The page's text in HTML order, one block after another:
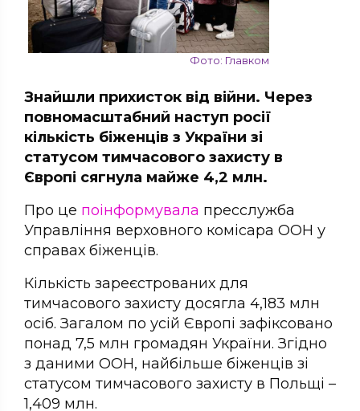
Фото: Главком
Знайшли прихисток від війни. Через
повномасштабний наступ росії
кількість біженців з України зі
статусом тимчасового захисту в
Європі сягнула майже 4,2 млн.
Про це поінформувала пресслужба
Управління верховного комісара ООН у
справах біженців.
Кількість зареєстрованих для
тимчасового захисту досягла 4,183 млн
осіб. Загалом по усій Європі зафіксовано
понад 7,5 млн громадян України. Згідно
з даними ООН, найбільше біженців зі
статусом тимчасового захисту в Польщі –
1,409 млн.